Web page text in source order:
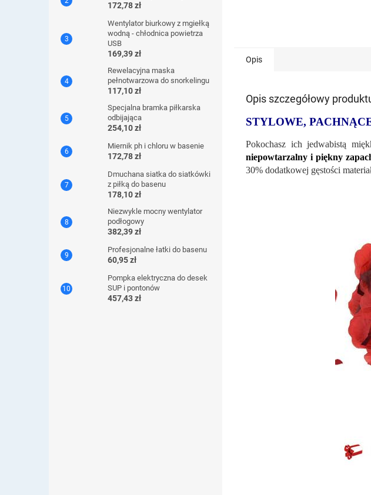
172,78 zł
Wentylator biurkowy z mgiełką
wodną - chłodnica powietrza
USB
169,39 zł
Rewelacyjna maska ​​
pełnotwarzowa do snorkelingu
117,10 zł
Specjalna bramka piłkarska
odbijająca
254,10 zł
Miernik ph i chloru w basenie
172,78 zł
Dmuchana siatka do siatkówki
z piłką do basenu
178,10 zł
Niezwykle mocny wentylator
podłogowy
382,39 zł
Profesjonalne łatki do basenu
60,95 zł
Pompka elektryczna do desek
SUP i pontonów
457,43 zł
Opis
Opis szczegółowy
STYLOWE,
Pokochasz ich jedwabistą
niepowtarzalny i piękny
30% dodatkowej gęstości